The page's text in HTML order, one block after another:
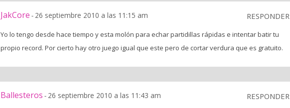
JakCore - 26 septiembre 2010 a las 11:15 am RESPONDER
Yo lo tengo desde hace tiempo y esta molón para echar partidillas rápidas e intentar batir tu
propio record. Por cierto hay otro juego igual que este pero de cortar verdura que es gratuito.
Ballesteros - 26 septiembre 2010 a las 11:43 am RESPONDER